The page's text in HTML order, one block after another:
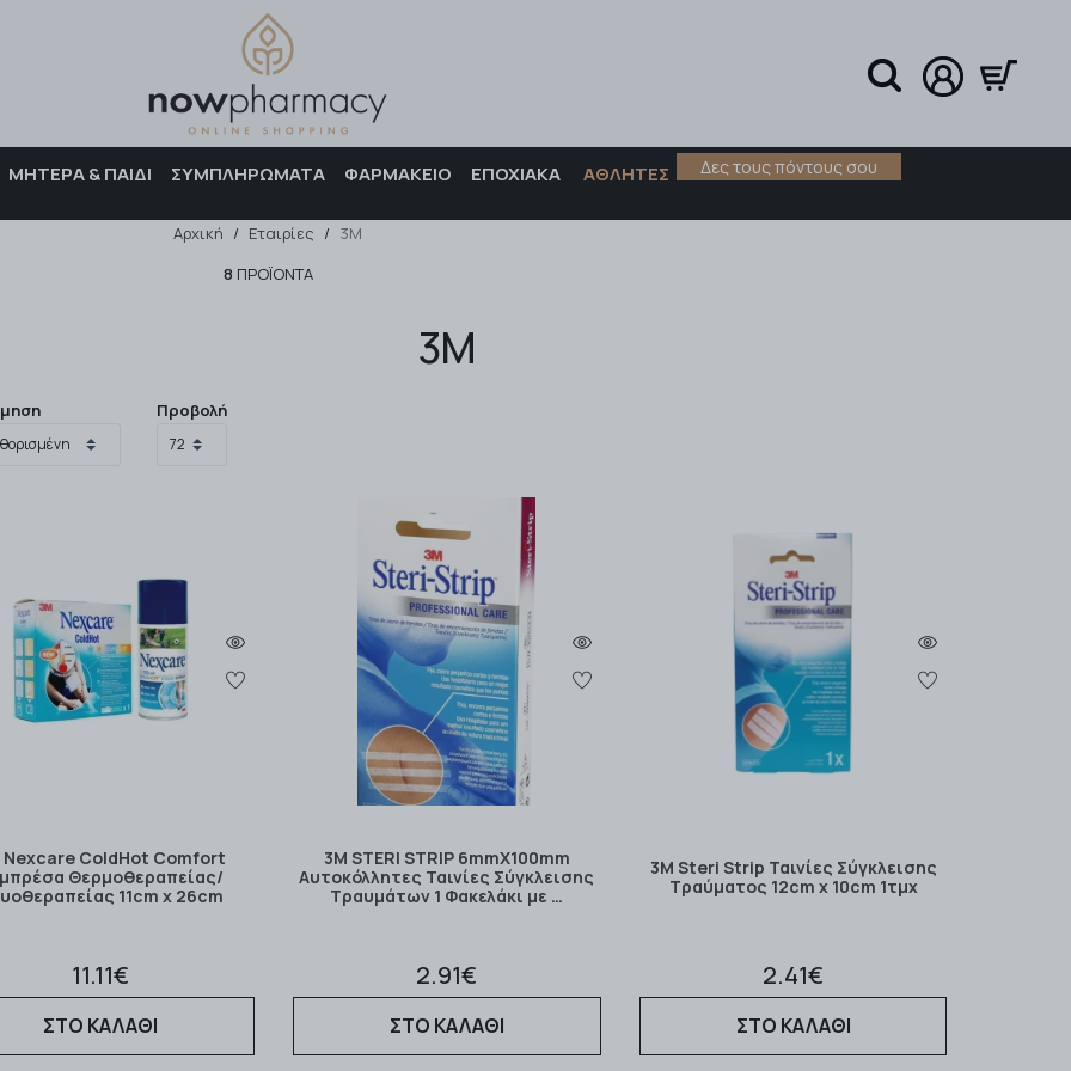
ΜΗΤΕΡΑ & ΠΑΙΔΙ ΣΥΜΠΛΗΡΩΜΑΤΑ ΦΑΡΜΑΚΕΙΟ ΕΠΟΧΙΑΚΑ ΑΘΛΗΤΕΣ Δες τους πόντους σου
Αναζήτηση
Αρχική / Εταιρίες / 3M
8 ΠΡΟΪΌΝΤΑ
3M
Προβολή
Nexcare ColdHot Comfort
Θερμοθεραπείας/
11cm x 26cm
11.11€
ΣΤΟ ΚΑΛΑΘΙ
3M STERI STRIP 6mmX100mm
Αυτοκόλλητες Ταινίες Σύγκλεισης
Τραυμάτων 1 Φακελάκι με …
2.91€
ΣΤΟ ΚΑΛΑΘΙ
3M Steri Strip Ταινίες Σύγκλεισης
Τραύματος 12cm x 10cm 1τμχ
2.41€
ΣΤΟ ΚΑΛΑΘΙ